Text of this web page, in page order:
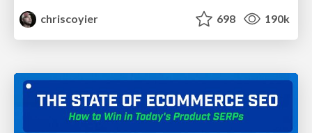
chriscoyier
698 190k